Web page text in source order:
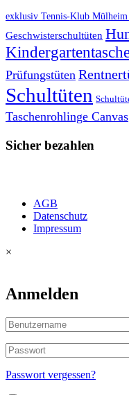
exklusiv Tennis-Klub Mülheim
Geschwisterschultüten
Prüfungstüten
Schultüten
Taschenrohlinge Canvas
Sicher bezahlen
AGB
Datenschutz
Impressum
×
Anmelden
Passwort vergessen?